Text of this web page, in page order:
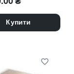
біла зі
Купити